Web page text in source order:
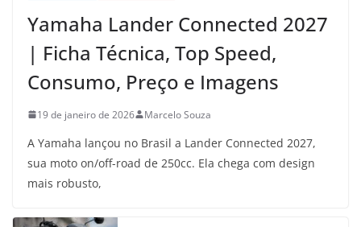
Yamaha Lander Connected 2027
| Ficha Técnica, Top Speed,
Consumo, Preço e Imagens
19 de janeiro de 2026 Marcelo Souza
A Yamaha lançou no Brasil a Lander Connected 2027,
sua moto on/off-road de 250cc. Ela chega com design
mais robusto,